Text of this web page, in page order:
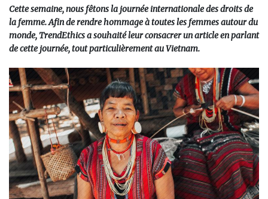
Cette semaine, nous fêtons la journée internationale des droits de
la femme. Afin de rendre hommage à toutes les femmes autour du
monde, TrendEthics a souhaité leur consacrer un article en parlant
de cette journée, tout particulièrement au Vietnam.